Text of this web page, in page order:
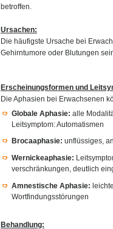
betroffen.
Ursachen:
Die häufigste Ursache bei
Gehirntumore oder Blutungen
Erscheinungsformen und
Die Aphasien bei Erwachsenen
Globale Aphasie: alle
Leitsymptom: Automatismen
Brocaaphasie: unflüssiges,
Wernickeaphasie:
verschränkungen, deutlich
Amnestische Aphasie:
Wortfindungsstörungen
Behandlung: